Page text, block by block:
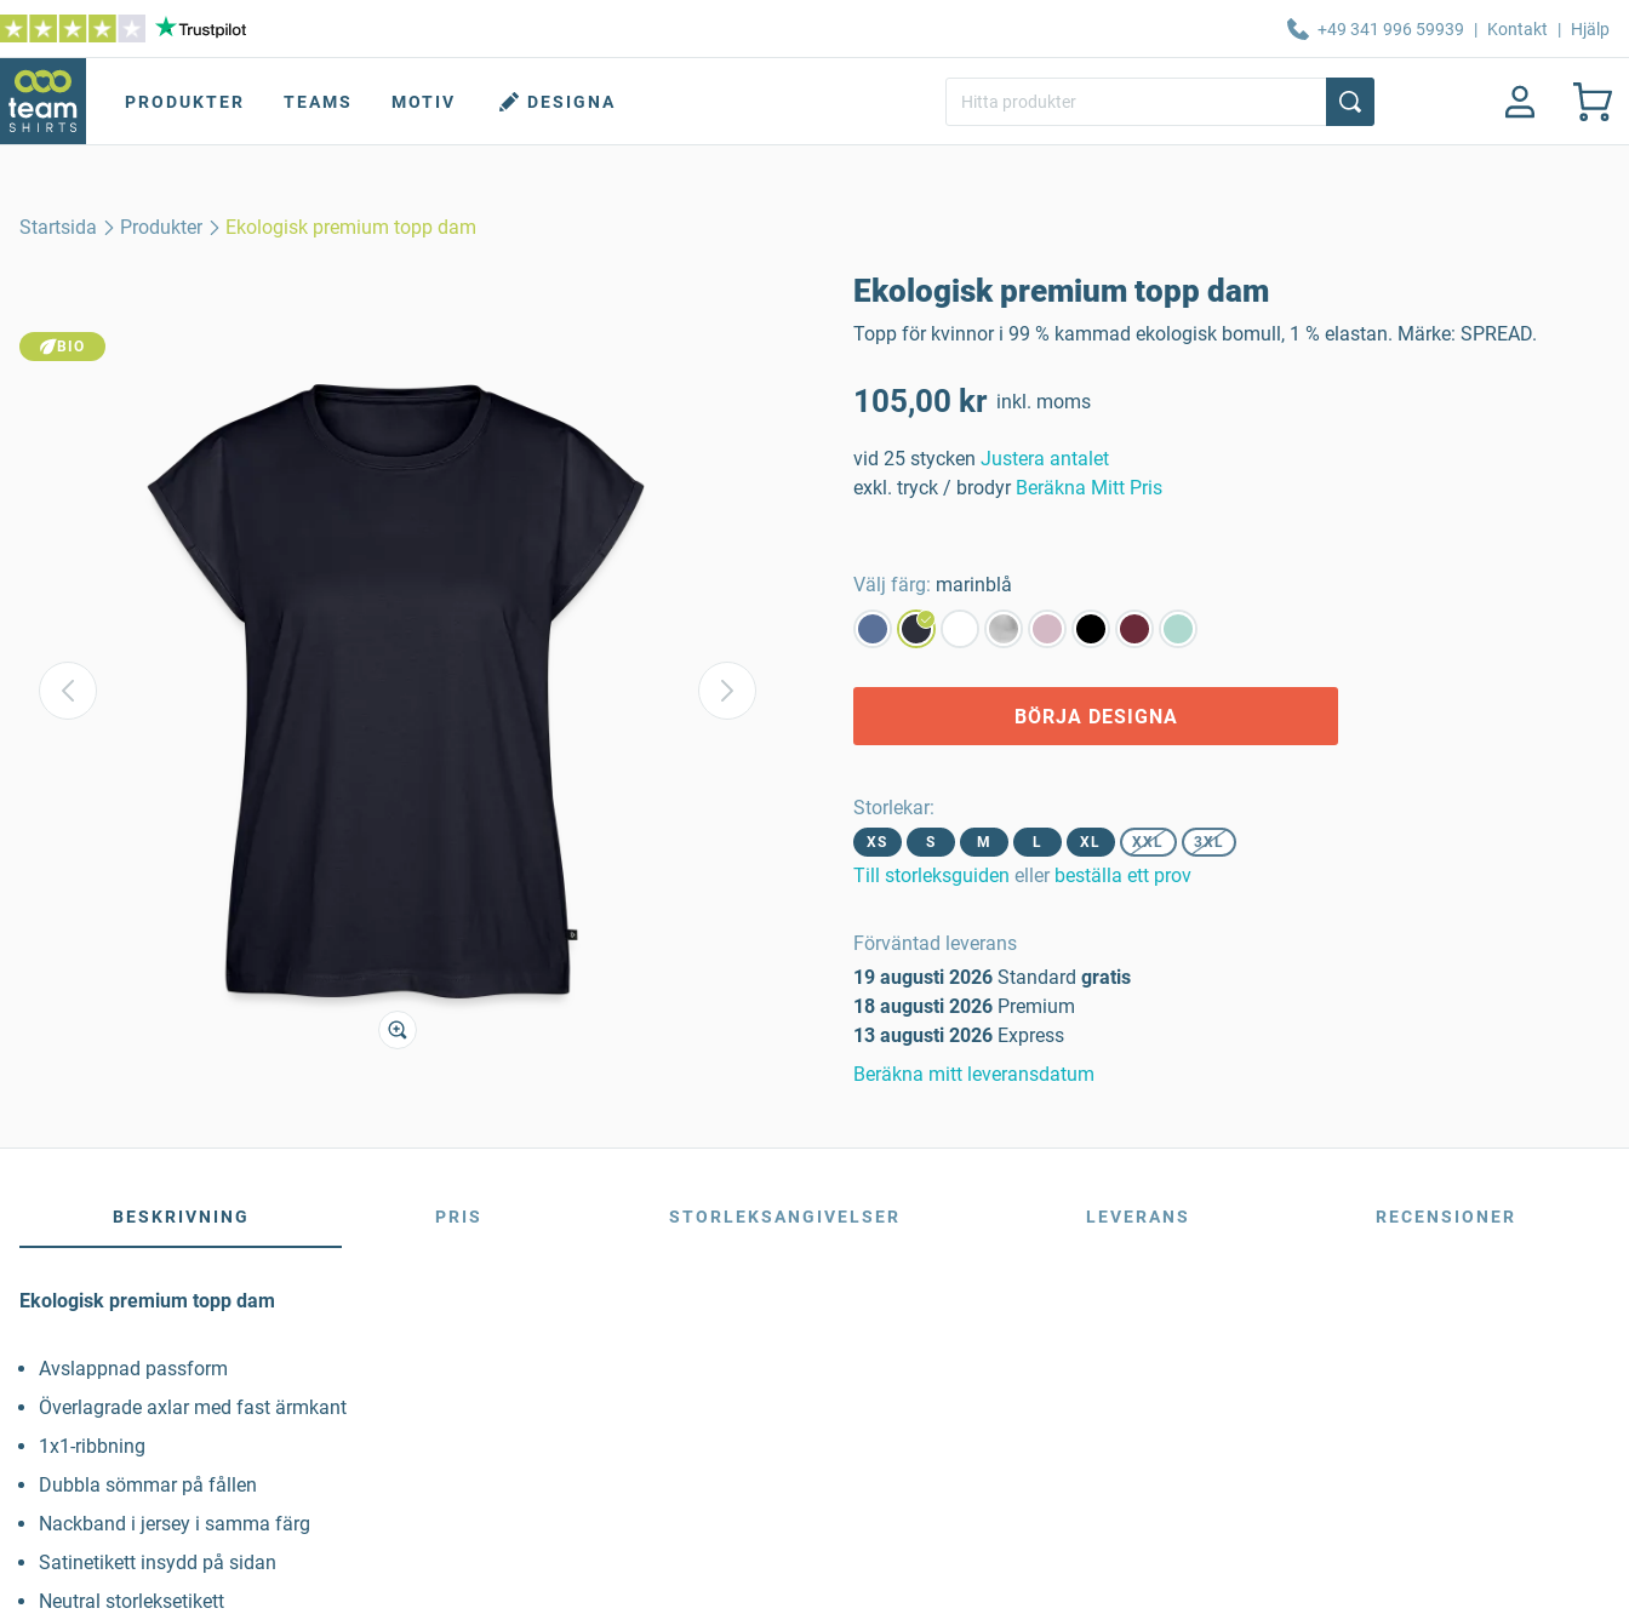
+49 341 996 59939 | Kontakt | Hjälp
PRODUKTER TEAMS MOTIV DESIGNA
Startsida Produkter Ekologisk premium topp dam
BIO
Ekologisk premium topp dam
Topp för kvinnor i 99 % kammad ekologisk bomull, 1 % elastan. Märke: SPREAD.
105,00 kr inkl. moms
vid 25 stycken Justera antalet
exkl. tryck / brodyr Beräkna Mitt Pris
Välj färg: marinblå
BÖRJA DESIGNA
Storlekar:
XS S M L XL XXL 3XL
Till storleksguiden eller beställa ett prov
Förväntad leverans
19 augusti 2026 Standard gratis
18 augusti 2026 Premium
13 augusti 2026 Express
Beräkna mitt leveransdatum
BESKRIVNING PRIS STORLEKSANGIVELSER LEVERANS RECENSIONER
Ekologisk premium topp dam
Avslappnad passform
Överlagrade axlar med fast ärmkant
1x1-ribbning
Dubbla sömmar på fållen
Nackband i jersey i samma färg
Satinetikett insydd på sidan
Neutral storleksetikett